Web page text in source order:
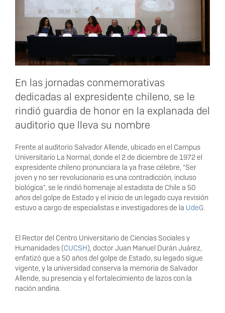
En las jornadas conmemorativas
dedicadas al expresidente chileno, se le
rindió guardia de honor en la explanada del
auditorio que lleva su nombre
Frente al auditorio Salvador Allende, ubicado en el Campus
Universitario La Normal, donde el 2 de diciembre de 1972 el
expresidente chileno pronunciara la ya frase célebre, “Ser
joven y no ser revolucionario es una contradicción, incluso
biológica”, se le rindió homenaje al estadista de Chile a 50
años del golpe de Estado y el inicio de un legado cuya revisión
estuvo a cargo de especialistas e investigadores de la UdeG.
El Rector del Centro Universitario de Ciencias Sociales y
Humanidades (CUCSH), doctor Juan Manuel Durán Juárez,
enfatizó que a 50 años del golpe de Estado, su legado sigue
vigente, y la universidad conserva la memoria de Salvador
Allende, su presencia y el fortalecimiento de lazos con la
nación andina.